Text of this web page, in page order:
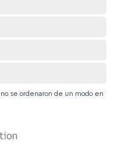
se ordenaron de un modo en